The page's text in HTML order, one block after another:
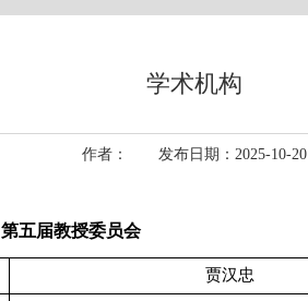
学术机构
作者： 发布日期：2025-10-20
第五届教授委员会
贾汉忠